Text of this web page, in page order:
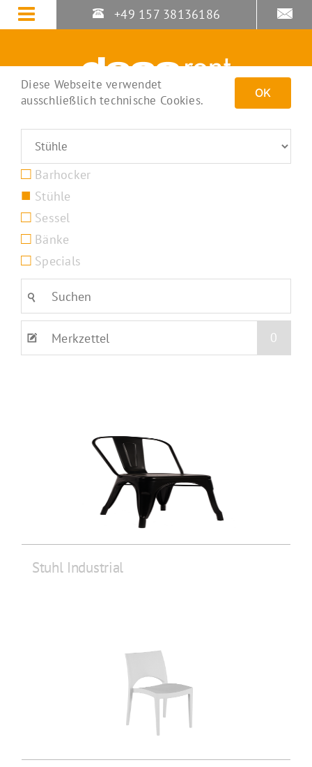
Zum
Inhalt
+49 157 38136186
Barhocker
Stühle
Sessel
Bänke
Specials
Merkzettel 0
Stuhl Industrial
Diese Webseite verwendet
ausschließlich technische Cookies.
OK